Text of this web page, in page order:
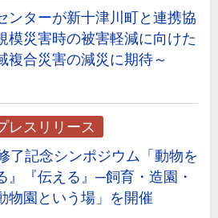
ンターが新十津川町と連携協
模災害時の被害軽減に向けた
複合災害の減災に期待～
レスリリース
了記念シンポジウム「動物を
』『伝える』─飼育・造園・
物園という場」を開催